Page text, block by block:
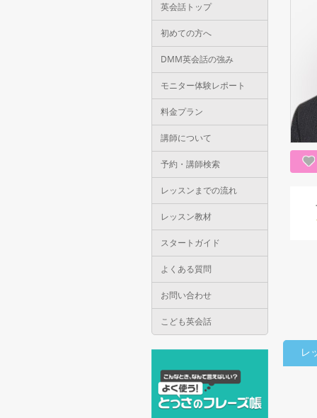
英会話トップ
初めての方へ
DMM英会話の強み
モニター体験レポート
料金プラン
講師について
予約・講師検索
レッスンまでの流れ
レッスン教材
スタートガイド
よくある質問
お問い合わせ
こども英会話
レ